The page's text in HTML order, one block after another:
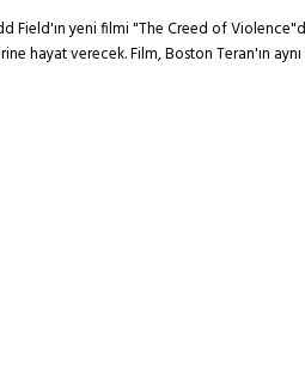
yeni filmi "The Creed of
hayat verecek. Film, Boston Teran'ın